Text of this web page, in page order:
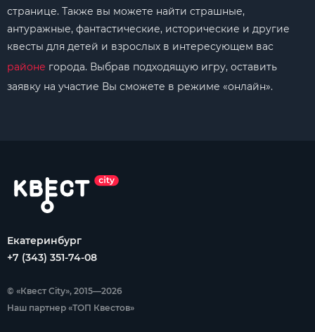
странице. Также вы можете найти страшные,
антуражные, фантастические, исторические и другие
квесты для детей и взрослых в интересующем вас
районе города. Выбрав подходящую игру, оставить
заявку на участие Вы сможете в режиме «онлайн».
Екатеринбург
+7 (343) 351-74-08
© «Квест City», 2015—2026
Наш партнер «ТОП Квестов»